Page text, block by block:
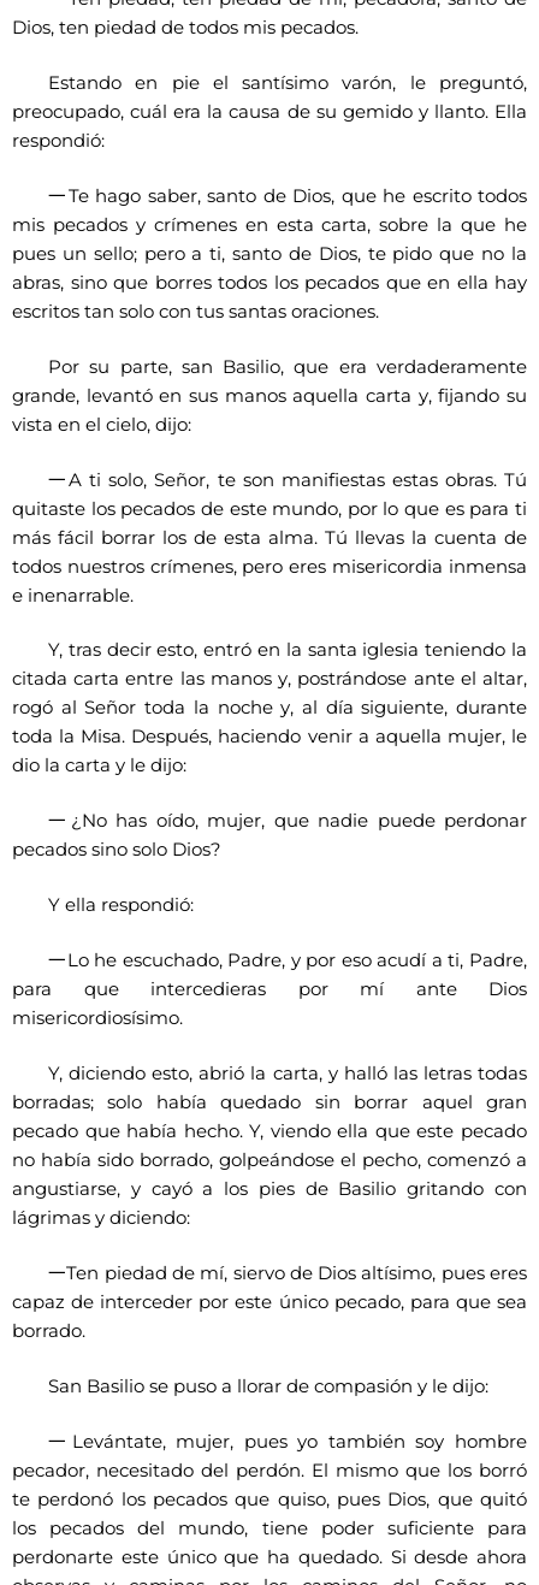
Dios, ten piedad de todos mis pecados.
Estando en pie el santísimo varón, le preguntó,
preocupado, cuál era la causa de su gemido y llanto. Ella
respondió:
一Te hago saber, santo de Dios, que he escrito todos
mis pecados y crímenes en esta carta, sobre la que he
pues un sello; pero a ti, santo de Dios, te pido que no la
abras, sino que borres todos los pecados que en ella hay
escritos tan solo con tus santas oraciones.
Por su parte, san Basilio, que era verdaderamente
grande, levantó en sus manos aquella carta y, fijando su
vista en el cielo, dijo:
一A ti solo, Señor, te son manifiestas estas obras. Tú
quitaste los pecados de este mundo, por lo que es para ti
más fácil borrar los de esta alma. Tú llevas la cuenta de
todos nuestros crímenes, pero eres misericordia inmensa
e inenarrable.
Y, tras decir esto, entró en la santa iglesia teniendo la
citada carta entre las manos y, postrándose ante el altar,
rogó al Señor toda la noche y, al día siguiente, durante
toda la Misa. Después, haciendo venir a aquella mujer, le
dio la carta y le dijo:
一 ¿No has oído, mujer, que nadie puede perdonar
pecados sino solo Dios?
Y ella respondió:
一Lo he escuchado, Padre, y por eso acudí a ti, Padre,
para que intercedieras por mí ante Dios
misericordiosísimo.
Y, diciendo esto, abrió la carta, y halló las letras todas
borradas; solo había quedado sin borrar aquel gran
pecado que había hecho. Y, viendo ella que este pecado
no había sido borrado, golpeándose el pecho, comenzó a
angustiarse, y cayó a los pies de Basilio gritando con
lágrimas y diciendo:
一Ten piedad de mí, siervo de Dios altísimo, pues eres
capaz de interceder por este único pecado, para que sea
borrado.
San Basilio se puso a llorar de compasión y le dijo:
一 Levántate, mujer, pues yo también soy hombre
pecador, necesitado del perdón. El mismo que los borró
te perdonó los pecados que quiso, pues Dios, que quitó
los pecados del mundo, tiene poder suficiente para
perdonarte este único que ha quedado. Si desde ahora